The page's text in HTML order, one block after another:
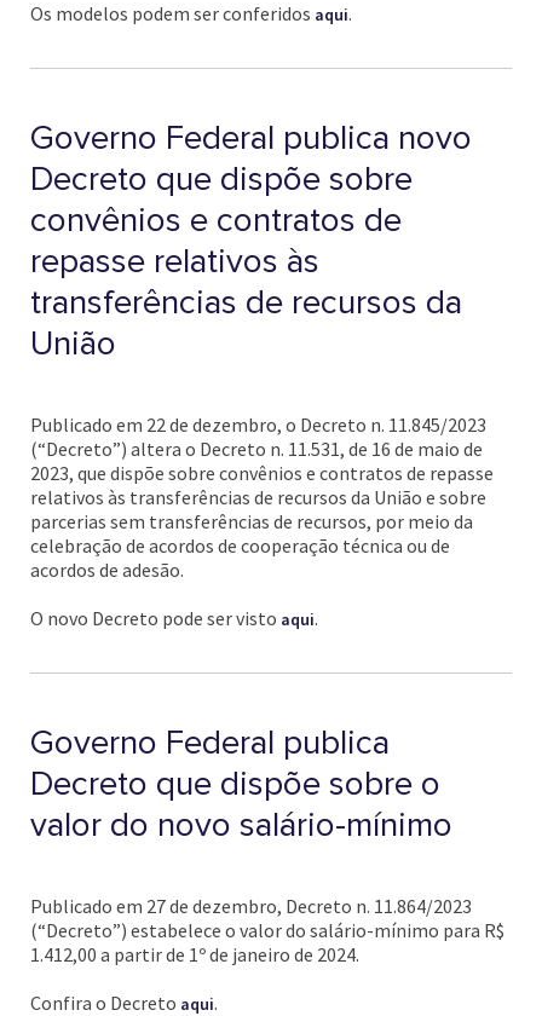
Os modelos podem ser conferidos aqui.
Governo Federal publica novo
Decreto que dispõe sobre
convênios e contratos de
repasse relativos às
transferências de recursos da
União
Publicado em 22 de dezembro, o Decreto n. 11.845/2023
(“Decreto”) altera o Decreto n. 11.531, de 16 de maio de
2023, que dispõe sobre convênios e contratos de repasse
relativos às transferências de recursos da União e sobre
parcerias sem transferências de recursos, por meio da
celebração de acordos de cooperação técnica ou de
acordos de adesão.
O novo Decreto pode ser visto aqui.
Governo Federal publica
Decreto que dispõe sobre o
valor do novo salário-mínimo
Publicado em 27 de dezembro, Decreto n. 11.864/2023
(“Decreto”) estabelece o valor do salário-mínimo para R$
1.412,00 a partir de 1º de janeiro de 2024.
Confira o Decreto aqui.